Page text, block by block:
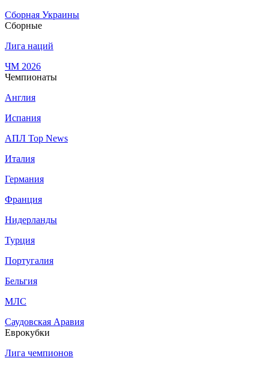
Сборная Украины
Сборные
Лига наций
ЧМ 2026
Чемпионаты
Англия
Испания
АПЛ Top News
Италия
Германия
Франция
Нидерланды
Турция
Португалия
Бельгия
МЛС
Саудовская Аравия
Еврокубки
Лига чемпионов